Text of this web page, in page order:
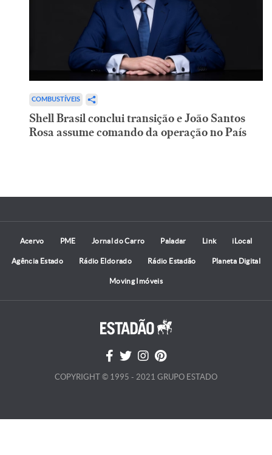
COMBUSTÍVEIS
Shell Brasil conclui transição e João Santos
Rosa assume comando da operação no País
Acervo PME Jornal do Carro Paladar Link iLocal
Agência Estado Rádio Eldorado Rádio Estadão Planeta Digital
Moving Imóveis
COPYRIGHT © 1995 - 2021 GRUPO ESTADO